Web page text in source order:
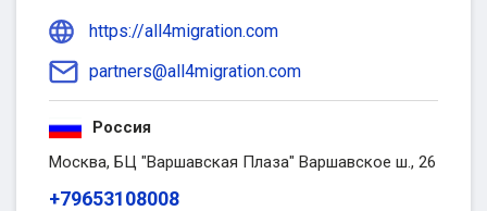
https://all4migration.com
partners@all4migration.com
Россия
Москва, БЦ "Варшавская Плаза" Варшавское ш., 26
+79653108008